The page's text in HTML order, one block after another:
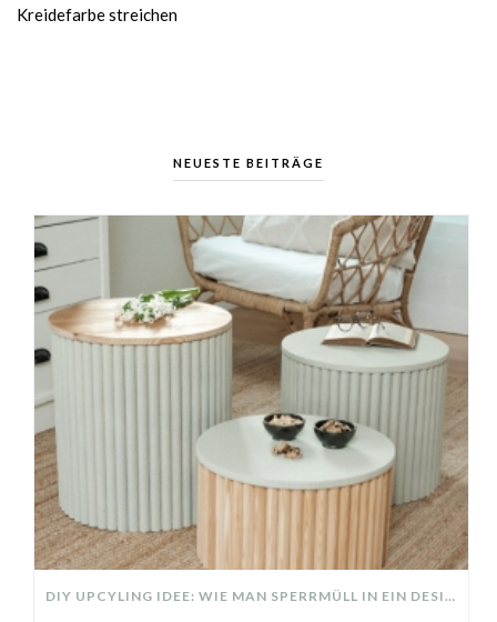
Kreidefarbe streichen
NEUESTE BEITRÄGE
DIY UPCYLING IDEE: WIE MAN SPERRMÜLL IN EIN DESIGNER TEIL VERWANDELT